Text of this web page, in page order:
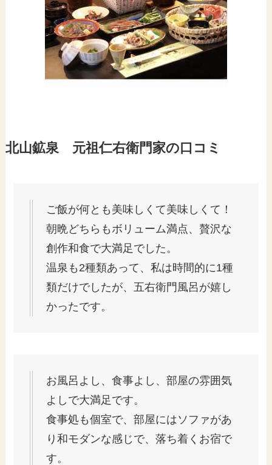
北山鉱泉 元祖仁右衛門家の口コミ
ご飯が何とも美味しくて美味しくて！
朝晩どちらもボリューム満点、贅沢な
創作和食で大満足でした。
温泉も2種類あって、私は時間的に1種
類だけでしたが、五右衛門風呂が嬉し
かったです。
お風呂よし、食事よし、部屋の雰囲気
よしで大満足です。
食事処も個室で、部屋にはソファがあ
り和モダンな感じで、落ち着くお宿で
す。